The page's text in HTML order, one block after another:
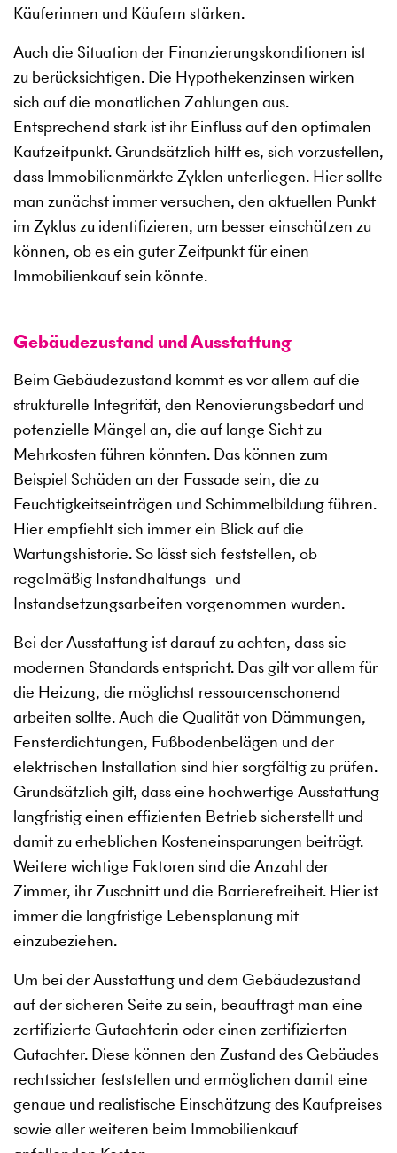
Käuferinnen und Käufern stärken.
Auch die Situation der Finanzierungskonditionen ist
zu berücksichtigen. Die Hypothekenzinsen wirken
sich auf die monatlichen Zahlungen aus.
Entsprechend stark ist ihr Einfluss auf den optimalen
Kaufzeitpunkt. Grundsätzlich hilft es, sich vorzustellen,
dass Immobilienmärkte Zyklen unterliegen. Hier sollte
man zunächst immer versuchen, den aktuellen Punkt
im Zyklus zu identifizieren, um besser einschätzen zu
können, ob es ein guter Zeitpunkt für einen
Immobilienkauf sein könnte.
Gebäudezustand und Ausstattung
Beim Gebäudezustand kommt es vor allem auf die
strukturelle Integrität, den Renovierungsbedarf und
potenzielle Mängel an, die auf lange Sicht zu
Mehrkosten führen könnten. Das können zum
Beispiel Schäden an der Fassade sein, die zu
Feuchtigkeitseinträgen und Schimmelbildung führen.
Hier empfiehlt sich immer ein Blick auf die
Wartungshistorie. So lässt sich feststellen, ob
regelmäßig Instandhaltungs- und
Instandsetzungsarbeiten vorgenommen wurden.
Bei der Ausstattung ist darauf zu achten, dass sie
modernen Standards entspricht. Das gilt vor allem für
die Heizung, die möglichst ressourcenschonend
arbeiten sollte. Auch die Qualität von Dämmungen,
Fensterdichtungen, Fußbodenbelägen und der
elektrischen Installation sind hier sorgfältig zu prüfen.
Grundsätzlich gilt, dass eine hochwertige Ausstattung
langfristig einen effizienten Betrieb sicherstellt und
damit zu erheblichen Kosteneinsparungen beiträgt.
Weitere wichtige Faktoren sind die Anzahl der
Zimmer, ihr Zuschnitt und die Barrierefreiheit. Hier ist
immer die langfristige Lebensplanung mit
einzubeziehen.
Um bei der Ausstattung und dem Gebäudezustand
auf der sicheren Seite zu sein, beauftragt man eine
zertifizierte Gutachterin oder einen zertifizierten
Gutachter. Diese können den Zustand des Gebäudes
rechtssicher feststellen und ermöglichen damit eine
genaue und realistische Einschätzung des Kaufpreises
sowie aller weiteren beim Immobilienkauf